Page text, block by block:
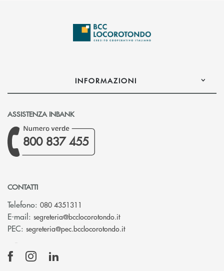
INFORMAZIONI
ASSISTENZA INBANK
800 837 455
CONTATTI
Telefono: 080 4351311
E-mail: segreteria@bcclocorotondo.it(si apre l’app di posta
PEC: segreteria@pec.bcclocorotondo.it(si apre l’app di posta